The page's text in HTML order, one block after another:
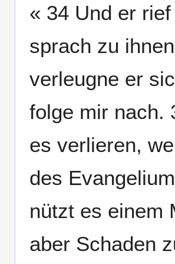
« 34 Und er
sprach zu
verleugne er
folge mir nach.
es verlieren,
des
nützt es einem
aber Schaden